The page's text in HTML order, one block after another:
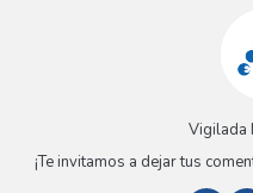
Vigilada
¡Te invitamos a dejar tus